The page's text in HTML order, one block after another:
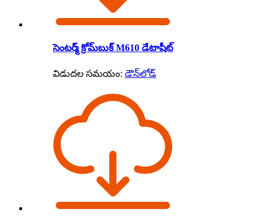
సెంటర్మ్ క్రోమ్‌బుక్ M610 డేటాషీట్
విడుదల సమయం: డౌన్‌లోడ్